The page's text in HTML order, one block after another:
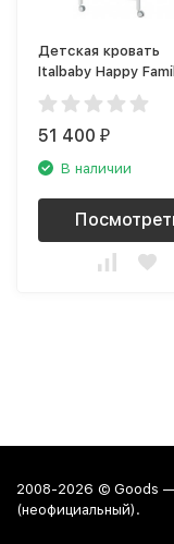
Детская кровать
Italbaby Happy
Strass, белый
51 400₽
В наличии
2008-2026 © Goods
(неофициальный).